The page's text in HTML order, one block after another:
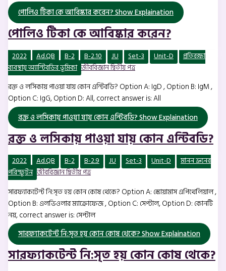
পোলিও টিকা কে আবিষ্কার করেন?Show Explaination
পোলিও টিকা কে আবিষ্কার করেন?
2022 Ad.QB B-2 B-2.10 JU Set-3 Unit-D
প্রতিরক্ষা
ব্যবস্থায় অ্যান্টিবডির ভূমিকা জীববিজ্ঞান দ্বিতীয় পত্র
রক্ত ও লসিকায় পাওয়া যায় কোন এন্টিবডি? Option A: IgD , Option B: IgM ,
Option C: IgG, Option D: All, correct answer is: All
রক্ত ও লসিকায় পাওয়া যায় কোন এন্টিবডি?Show Explaination
রক্ত ও লসিকায় পাওয়া যায় কোন এন্টিবডি?
2022 Ad.QB B-2 B-2.9 JU Set-3 Unit-D
মানন ভ্রূনের
পরিস্ফুটন জীববিজ্ঞান দ্বিতীয় পত্র
সারফ্যাকটেন্ট নি:সৃত হয় কোন কোষ থেকে? Option A: স্কোয়ামাস এপিথেলিয়াল ,
Option B: এলভিওলার ম্যাক্রোফেজ , Option C: সেপ্টাল, Option D: কোনটি
নয়, correct answer is: সেপ্টাল
সারফ্যাকটেন্ট নি:সৃত হয় কোন কোষ থেকে?Show Explaination
সারফ্যাকটেন্ট নি:সৃত হয় কোন কোষ থেকে?